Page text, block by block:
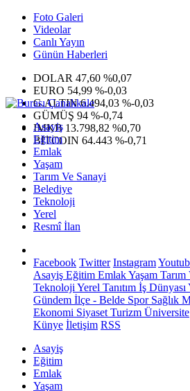
Foto Galeri
Videolar
Canlı Yayın
Günün Haberleri
DOLAR 47,60 %0,07
EURO 54,99 %-0,03
G.ALTIN6.494,03 %-0,03
GÜMÜŞ 94 %-0,74
IMKB 13.798,82 %0,70
BITCOIN 64.443 %-0,71
Asayiş
Eğitim
Emlak
Yaşam
Tarım Ve Sanayi
Belediye
Teknoloji
Yerel
Resmî İlan
Facebook Twitter Instagram
Asayiş Eğitim EmlakYaşam Tarım
Teknoloji Yerel Tanıtım İş Dünyası
Gündem İlçe - Belde SporSağlık
Ekonomi Siyaset Turizm Üniversite
Künye İletişim RSS
Asayiş
Eğitim
Emlak
Yaşam